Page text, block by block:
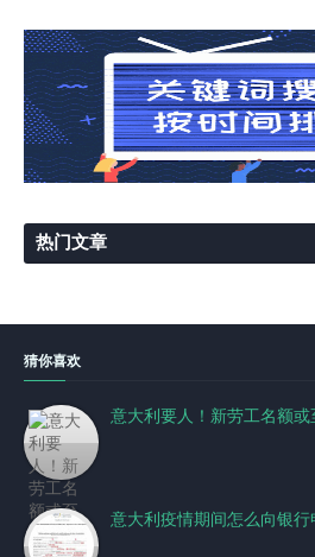
热门文章
猜你喜欢
意大利要人！新劳工名额或
意大利疫情期间怎么向银行